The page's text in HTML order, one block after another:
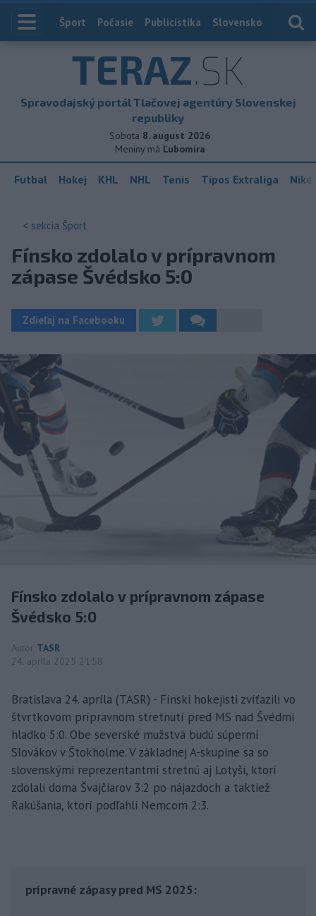
Index
Šport Počasie Publicistika Slovensko
TERAZ.SK
Spravodajský portál Tlačovej agentúry Slovenskej
republiky
Sobota 8. august 2026
Meniny má Ľubomíra
Futbal Hokej KHL NHL Tenis Tipos Extraliga
< sekcia Šport
Fínsko zdolalo v prípravnom
zápase Švédsko 5:0
Zdieľaj na Facebooku
Fínsko zdolalo v prípravnom zápase
Švédsko 5:0
Autor TASR
24. apríla 2025 21:58
Bratislava 24. apríla (TASR) - Fínski hokejisti zvíťazili vo
štvrtkovom prípravnom stretnutí pred MS nad Švédmi
hladko 5:0. Obe severské mužstvá budú súpermi
Slovákov v Štokholme. V základnej A-skupine sa so
slovenskými reprezentantmi stretnú aj Lotyši, ktorí
zdolali doma Švajčiarov 3:2 po nájazdoch a taktiež
Rakúšania, ktorí podľahli Nemcom 2:3.
prípravné zápasy pred MS 2025: